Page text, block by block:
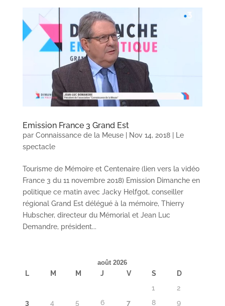
Emission France 3 Grand Est
par Connaissance de la Meuse| Nov 14, 2018|
Le
spectacle
Tourisme de Mémoire et Centenaire (lien vers la vidéo
France 3 du 11 novembre 2018) Emission Dimanche en
politique ce matin avec Jacky Helfgot, conseiller
régional Grand Est délégué à la mémoire, Thierry
Hubscher, directeur du Mémorial et Jean Luc
Demandre, président...
août 2026
L M M J V S
D
1
2
3
4 5 6 7 8 9